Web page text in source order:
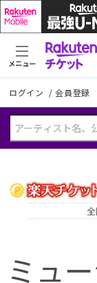
ログイン /会員登録
メニュー
ミュ